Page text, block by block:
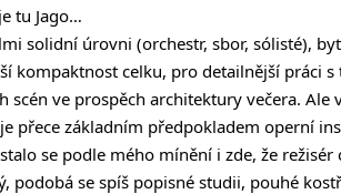
tu Jago…
solidní úrovni (orchestr, sbor, sólisté),
kompaktnost celku, pro detailnější práci
ve prospěch architektury večera.
přece základním předpokladem operní
se podle mého mínění i zde, že
podobá se spíš popisné studii, pouhé